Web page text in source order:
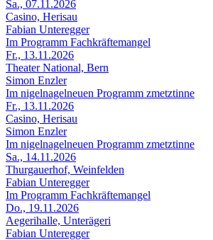
Sa., 07.11.2026
Casino, Herisau
Fabian Unteregger
Im Programm Fachkräftemangel
Fr., 13.11.2026
Theater National, Bern
Simon Enzler
Im nigelnagelneuen Programm zmetztinne
Fr., 13.11.2026
Casino, Herisau
Simon Enzler
Im nigelnagelneuen Programm zmetztinne
Sa., 14.11.2026
Thurgauerhof, Weinfelden
Fabian Unteregger
Im Programm Fachkräftemangel
Do., 19.11.2026
Aegerihalle, Unterägeri
Fabian Unteregger